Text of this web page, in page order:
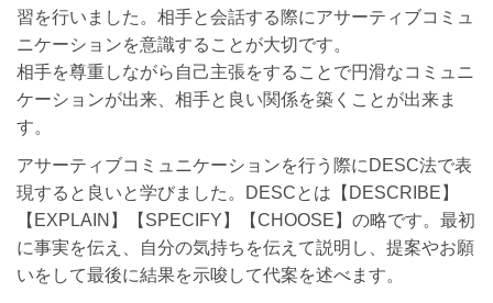
習を行いました。相手と会話する際にアサーティブコミュ
ニケーションを意識することが大切です。
相手を尊重しながら自己主張をすることで円滑なコミュニ
ケーションが出来、相手と良い関係を築くことが出来ま
す。
アサーティブコミュニケーションを行う際にDESC法で表
現すると良いと学びました。DESCとは【DESCRIBE】
【EXPLAIN】【SPECIFY】【CHOOSE】の略です。最初
に事実を伝え、自分の気持ちを伝えて説明し、提案やお願
いをして最後に結果を示唆して代案を述べます。